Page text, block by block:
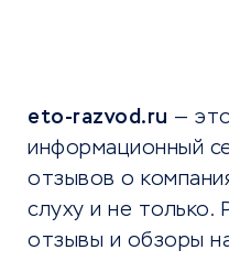
eto-razvod.ru —
информационный
отзывов о
слуху и не
отзывы и обзоры